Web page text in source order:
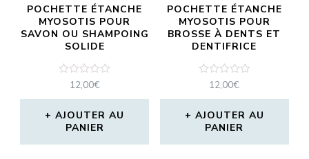
POCHETTE ÉTANCHE
MYOSOTIS POUR
SAVON OU SHAMPOING
SOLIDE
Note
sur
5
12,00€
AJOUTER AU
PANIER
POCHETTE ÉTANCHE
MYOSOTIS POUR
BROSSE À DENTS ET
DENTIFRICE
Note
sur
5
12,00€
AJOUTER AU
PANIER